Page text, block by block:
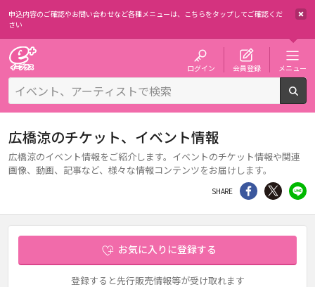
申込内容のご確認やお問い合わせなど各種メニューは、 こちらをタップしてご確認くだ
さい
ログイン 会員登録 メニュー
広橋涼のチケット、イベント情報
広橋涼のイベント情報をご紹介します。イベントのチケット情報や関連
画像、動画、記事など、様々な情報コンテンツをお届けします。
SHARE シェア Twitter
お気に入りに登録する
登録すると先行販売情報等が受け取れます